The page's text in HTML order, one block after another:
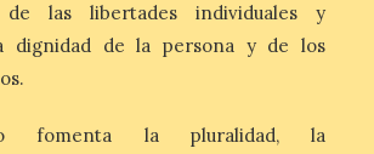
La cita, que se celebrará el
de agosto en el
enlosado de la Catedral,
el estreno absoluto
Geni Uñón. Turismo de
Premio Internacional de
las libertades individuales y
dignidad de la persona y de los
fomenta la pluralidad, la